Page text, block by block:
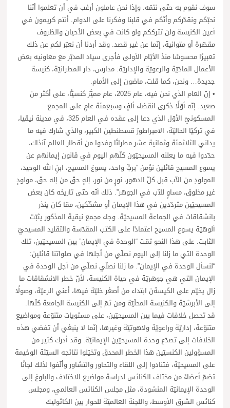
سوف نقوم به حتّى نتمّه. وإذا نحن عاملون أرغب في أن تعلموا أنّنا
نحبّكم ونقدّركم وأنّكم في قلبنا وفكرنا على الدوام. أنتم كريمون في
أعين الكنيسة ولن تترككم ولو كانت في بعض الأحيان والظروف
مقصّرة أو متوانية، إنّما عن غير قصد. وقد أردنا أن نعبّر لكم عن ذلك
تعبيرًا محسوسًا منذ الأيّام الأولى فأجرى سياد المدبّر مع معاونيه بعض
الأعمال المادّيّة والرعويّة والإداريّة: مدارس، دار المطرانيّة، كنيسة
جديدة… ونحن، كما قلت، ماضون إلى الأمام.
• إنّ العام الذي نحن فيه، عام 2025، عام مميَّز كنسيًّا، على أكثر من
صعيد. إنّه أوّلًا ذكرى انقضاء ألفٍ وسبعِمئة عامٍ على المجمع
المسكونيّ الأوّل الذي دعا إلى عقده في العام 325، في مدينة نيقيا،
في تركيّا الحاليّة، الامبراطورُ قسطنطين الكبير، والذي شارك فيه ما
يداني الثلاثمئة وثمانية عشر مطرانًا وفدوا من أقطار العالم آنذاك،
حدّدوا فيه ما يعلنه المسيحيّون كلّهم اليوم في قانون إيمانهم عن
يسوع المسيح قائلين نؤمن “بربٍّ واحد، يسوعَ المسيح، ابنِ الله الوحيد،
المولودِ من الآب قبل كلّ الدهور، نورٍ من نور، إلهٍ حقّ من إله حقّ، مولودٍ
غير مخلوق، مساوٍ للآب في الجوهر”. ذلك أنّه حتّى تاريخه كان بعض
المسيحيّين متردّدين في هذا الإيمان أو مشكّكين، ممّا كان ينذر
بانشقاقات في الجماعة المسيحيّة. وجاء مجمع نيقية المذكور يثبّت
ألوهيّة يسوع المسيح اعتمادًا على الكتب المقدّسة والتقليد المسيحيّ
الثابت. على هذا النحو تمّت “الوحدة في الإيمان” بين المسيحيّين، تلك
الوحدة التي ما زلنا إلى اليوم نصلّي من أجلها في صلواتنا قائلين:
“لنسأل الوحدة في الإيمان”. ما زلنا نصلّي نصلّي من أجل الوحدة في
الإيمان التي هي جوهريّة في حياة الكنيسة، لأنّ خطر الانشقاقات ما
زال يخيّم على الكيسةن ابتداء من أصغر خليّة فيها، أعني الرعيّة، وصولًا
إلى الأبرشيّة والكنيسة المحلّيّة ومن ثمّ إلى الكنيسة الجامعة كلّها.
قد تحصل خلافات فيما بين المسيحيّين، على مستويات متنوّعة ومواضيع
متنوّعة، إداريّة وراعويّة ولاهوتيّة وغيرها، إنّما لا ينبغي أن تفضي هذه
الخلافات إلى تصدّع وحدة المسيحيّين الإيمانيّة. وقد أدرك كثير من
المسؤولين الكنسيّين هذا الخطر المحدق وتخيّلوا نتائجه السيّئة الوخيمة
على المسيحيّة، فتنادوا إلى اللقاء والتحاور والتشاور وألّفوا لذلك لجانًا
تضمّ أعضاءً من مختلف الكنائس لدراسة مواضيع الاختلاف والبلوغ إلى
الوحدة الإيمانيّة المنشودة، مثل مجلس الكنائس العالمي، ومجلس
كنائس الشرق الأوسط، واللجنة العالميّة للحوار بين الكاثوليك